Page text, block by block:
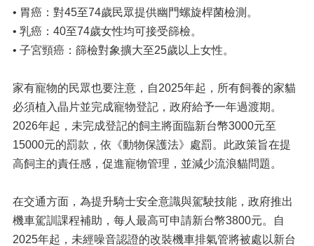
• 胃癌：對45至74歲民眾提供幽門螺旋桿菌檢測。
• 乳癌：40至74歲女性均可接受篩檢。
• 子宮頸癌：篩檢對象擴大至25歲以上女性。
家有寵物的民眾也要注意，自2025年起，所有飼養的家貓
必須植入晶片並完成寵物登記，政府給予一年過渡期。
2026年起，未完成登記的飼主將面臨新台幣3000元至
15000元的罰款，依《動物保護法》處罰。此政策旨在提
高飼主的責任感，促進寵物管理，並減少流浪貓問題。
在交通方面，為提升騎士安全意識與駕駛技能，政府推出
機車駕訓課程補助，每人最高可申請新台幣3800元。自
2025年起，未經噪音認證的改裝機車排氣管將被處以新台